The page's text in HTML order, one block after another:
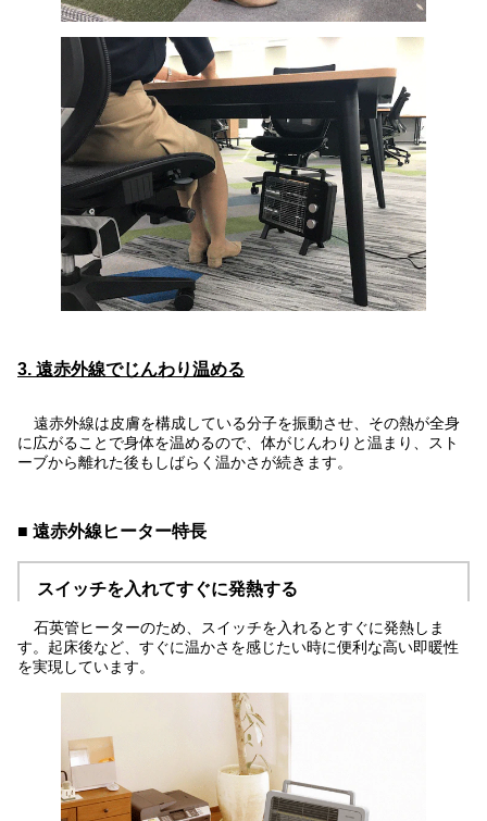
3. 遠赤外線でじんわり温める
遠赤外線は皮膚を構成している分子を振動させ、その熱が全身
に広がることで身体を温めるので、体がじんわりと温まり、スト
ーブから離れた後もしばらく温かさが続きます。
■ 遠赤外線ヒーター特長
スイッチを入れてすぐに発熱する
石英管ヒーターのため、スイッチを入れるとすぐに発熱しま
す。起床後など、すぐに温かさを感じたい時に便利な高い即暖性
を実現しています。